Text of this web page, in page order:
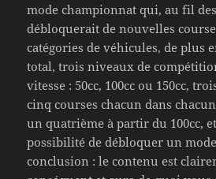
mode championnat qui, au fil
débloquerait de nouvelles
catégories de véhicules, de plus
total, trois niveaux de
vitesse : 50cc, 100cc ou 150cc,
cinq courses chacun dans
un quatrième à partir du 100cc,
possibilité de débloquer un
conclusion : le contenu est